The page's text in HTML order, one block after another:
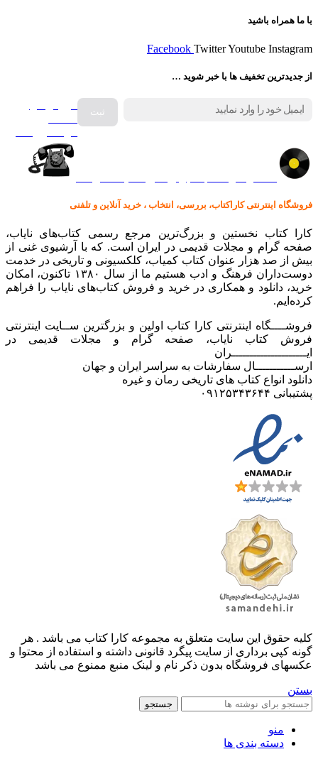
با ما همراه باشید
Facebook TwitterYoutube Instagram
از جدیدترین تخفیف ها با خبر شوید …
فروش انواع
فروشگاه اینترنتی کاراکتاب، بررسی، انتخاب ، خرید آنلاین و تلفنی
کارا کتاب نخستین و بزرگ‌ترین مرجع رسمی کتاب‌های نایاب،
صفحه گرام و مجلات قدیمی در ایران است. که با آرشیوی غنی از
بیش از صد هزار عنوان کتاب کمیاب، کلکسیونی و تاریخی در خدمت
دوست‌داران فرهنگ و ادب هستیم ما از سال ۱۳۸۰ تاکنون، امکان
خرید، دانلود و همکاری در خرید و فروش کتاب‌های نایاب را فراهم
کرده‌ایم.
فروشــــگاه اینترنتی کارا کتاب اولین و بزرگترین ســایت اینترنتی
فروش کتاب نایاب، صفحه گرام و مجلات قدیمی در
ایـــــــــــــــــــــران
ارســـــــــــال سفارشات به سراسر ایران و جهان
دانلود انواع کتاب های تاریخی رمان و غیره
پشتیبانی ۰۹۱۲۵۳۴۳۶۴۴
کليه حقوق اين سايت متعلق به مجموعه کارا کتاب می باشد . هر
گونه کپی برداری از سایت پیگرد قانونی داشته و استفاده از محتوا و
عکسهای فروشگاه بدون ذکر نام و لینک منبع ممنوع می باشد
بستن
جستجو
منو
دسته بندی ها